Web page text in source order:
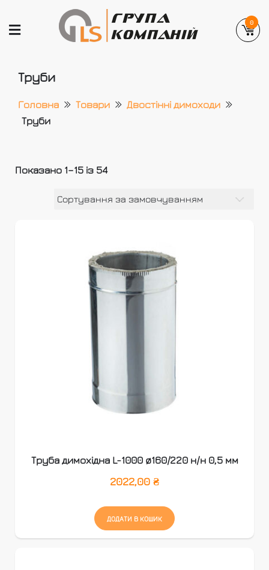
0
Труби
Головна Товари
Двостінні димоходи
Труби
Показано 1–15 із 54
Труба димохідна L-1000 ø160/220 н/н 0,5 мм
2022,00 ₴
ДОДАТИ В КОШИК